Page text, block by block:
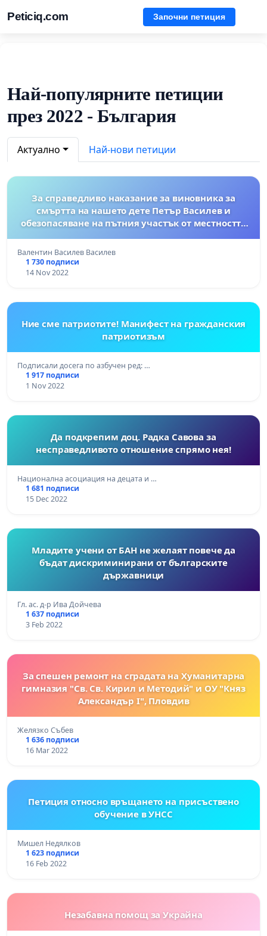
Peticiq.com Започни петиция
Най-популярните петиции
през 2022 - България
Актуално Най-нови петиции
За справедливо наказание за виновника за
смъртта на нашето дете Петър Василев и
обезопасяване на пътния участък от местността
Валентин Василев Василев
1 730 подписи
14 Nov 2022
Ние сме патриотите! Манифест на гражданския
патриотизъм
Подписали досега по азбучен ред: …
1 917 подписи
1 Nov 2022
Да подкрепим доц. Радка Савова за
несправедливото отношение спрямо нея!
Национална асоциация на децата и …
1 681 подписи
15 Dec 2022
Младите учени от БАН не желаят повече да
бъдат дискриминирани от българските
държавници
Гл. ас. д-р Ива Дойчева
1 637 подписи
3 Feb 2022
За спешен ремонт на сградата на Хуманитарна
гимназия "Св. Св. Кирил и Методий" и ОУ "Княз
Александър I", Пловдив
Желязко Събев
1 636 подписи
16 Mar 2022
Петиция относно връщането на присъствено
обучение в УНСС
Мишел Недялков
1 623 подписи
16 Feb 2022
Незабавна помощ за Украйна